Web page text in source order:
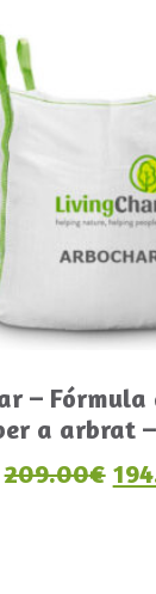
–
a arbrat
209.00€ El